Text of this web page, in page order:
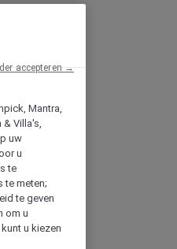
Mantra,
& Villa's,
uw
u
te
te meten;
te geven
om u
u kiezen
accepteren →